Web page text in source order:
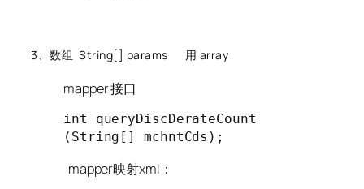
3、数组 String[] params 用 array
mapper 接口
int
queryDiscDerateCount
(String[] mchntCds) ;
mapper映射xml：